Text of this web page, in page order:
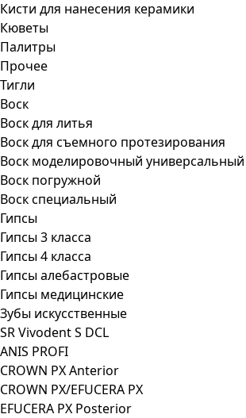
Кисти для нанесения керамики
Кюветы
Палитры
Прочее
Тигли
Воск
Воск для литья
Воск для съемного протезирования
Воск моделировочный универсальный
Воск погружной
Воск специальный
Гипсы
Гипсы 3 класса
Гипсы 4 класса
Гипсы алебастровые
Гипсы медицинские
Зубы искусственные
SR Vivodent S DCL
ANIS PROFI
CROWN PX Anterior
CROWN PX/EFUCERA PX
EFUCERA PX Posterior